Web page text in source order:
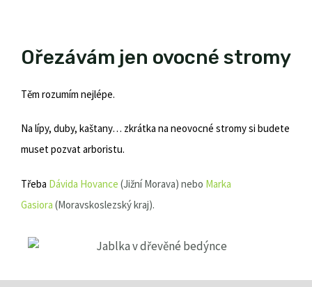
Ořezávám jen ovocné stromy
Těm rozumím nejlépe.
Na lípy, duby, kaštany… zkrátka na neovocné stromy si budete
muset pozvat arboristu.
Třeba Dávida Hovance (Jižní Morava) nebo Marka
Gasiora (Moravskoslezský kraj).